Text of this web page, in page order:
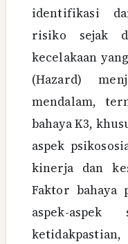
identifikasi
risiko sejak
kecelakaan
(Hazard)
mendalam,
bahaya K3,
aspek
kinerja dan
Faktor bahaya
aspek-